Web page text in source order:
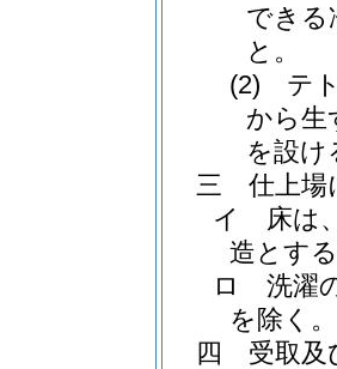
できる
と。
(2)
テ
から生
を設け
三
仕上場
イ
床は
造とす
ロ
洗濯
を除く
四
受取及